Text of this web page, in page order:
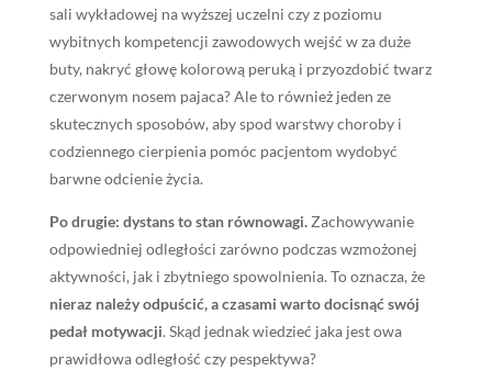
sali wykładowej na wyższej uczelni czy z poziomu
wybitnych kompetencji zawodowych wejść w za duże
buty, nakryć głowę kolorową peruką i przyozdobić twarz
czerwonym nosem pajaca? Ale to również jeden ze
skutecznych sposobów, aby spod warstwy choroby i
codziennego cierpienia pomóc pacjentom wydobyć
barwne odcienie życia.
Po drugie: dystans to stan równowagi.Zachowywanie
odpowiedniej odległości zarówno podczas wzmożonej
aktywności, jak i zbytniego spowolnienia. To oznacza, że
nieraz należy odpuścić, a czasami warto docisnąć swój
pedał motywacji. Skąd jednak wiedzieć jaka jest owa
prawidłowa odległość czy pespektywa?